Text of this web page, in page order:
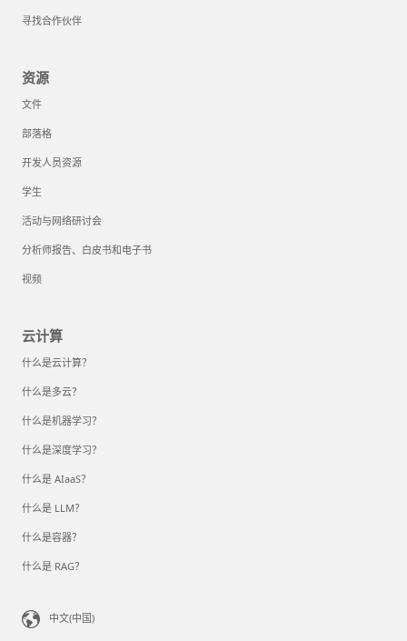
寻找合作伙伴
资源
文件
部落格
开发人员资源
学生
活动与网络研讨会
分析师报告、白皮书和电子书
视频
云计算
什么是云计算？
什么是多云？
什么是机器学习？
什么是深度学习？
什么是 AIaaS？
什么是 LLM？
什么是容器？
什么是 RAG？
中文(中国)